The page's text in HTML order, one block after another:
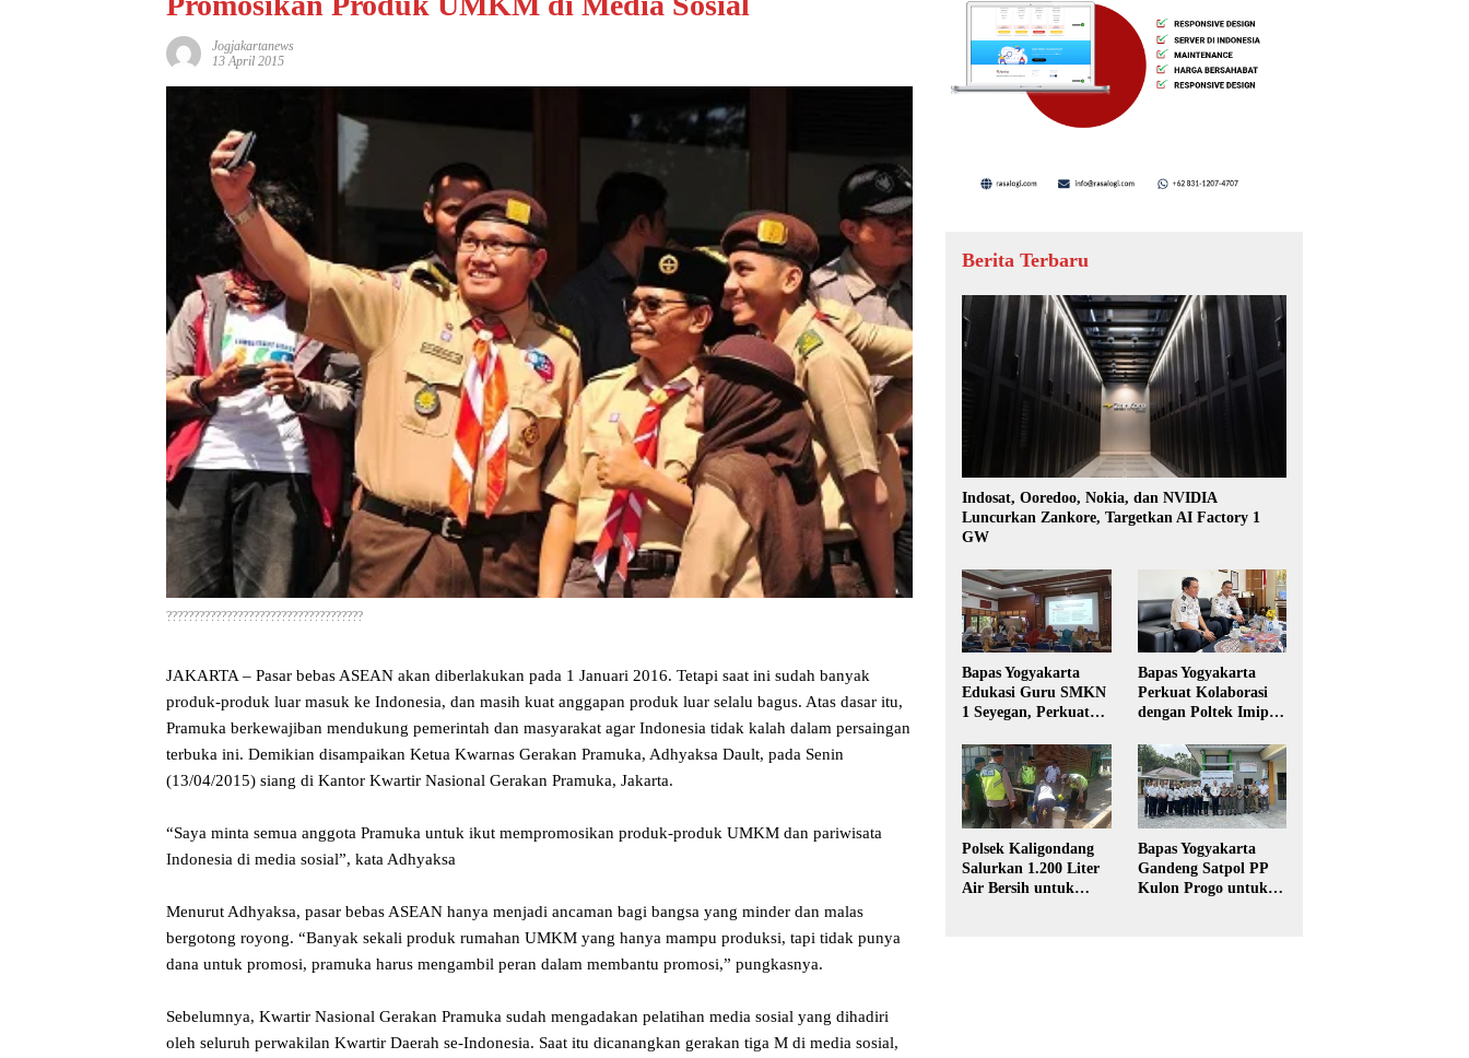
Jogjakartanews
13 April 2015
????????????????????????????????????
JAKARTA – Pasar bebas ASEAN akan diberlakukan pada 1 Januari 2016. Tetapi saat ini sudah banyak
produk-produk luar masuk ke Indonesia, dan masih kuat anggapan produk luar selalu bagus. Atas dasar itu,
Pramuka berkewajiban mendukung pemerintah dan masyarakat agar Indonesia tidak kalah dalam persaingan
terbuka ini. Demikian disampaikan Ketua Kwarnas Gerakan Pramuka, Adhyaksa Dault, pada Senin
(13/04/2015) siang di Kantor Kwartir Nasional Gerakan Pramuka, Jakarta.
“Saya minta semua anggota Pramuka untuk ikut mempromosikan produk-produk UMKM dan pariwisata
Indonesia di media sosial”, kata Adhyaksa
Menurut Adhyaksa, pasar bebas ASEAN hanya menjadi ancaman bagi bangsa yang minder dan malas
bergotong royong. “Banyak sekali produk rumahan UMKM yang hanya mampu produksi, tapi tidak punya
dana untuk promosi, pramuka harus mengambil peran dalam membantu promosi,” pungkasnya.
Sebelumnya, Kwartir Nasional Gerakan Pramuka sudah mengadakan pelatihan media sosial yang dihadiri
oleh seluruh perwakilan Kwartir Daerah se-Indonesia. Saat itu dicanangkan gerakan tiga M di media sosial,
Berita Terbaru
Indosat, Ooredoo, Nokia, dan NVIDIA
Luncurkan Zankore, Targetkan AI Factory 1
GW
Bapas Yogyakarta
Edukasi Guru SMKN
1 Seyegan, Perkuat
Hukum di Sekolah
Bapas Yogyakarta
Perkuat Kolaborasi
dengan Poltek Imipas,
Magang Taruna
Polsek Kaligondang
Salurkan 1.200 Liter
Air Bersih untuk
Bapas Yogyakarta
Gandeng Satpol PP
Kulon Progo untuk